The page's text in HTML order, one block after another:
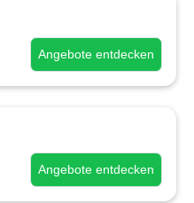
Angebote entdecken
Angebote entdecken